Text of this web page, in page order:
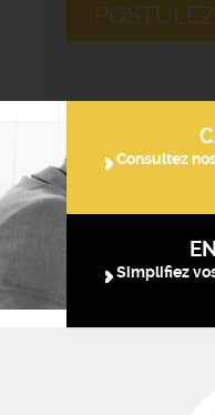
POSTULEZ
Consultez
Simplifiez